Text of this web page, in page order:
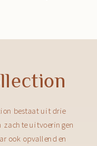
bestaat uit drie
zachte uitvoeringen
ook opvallend en